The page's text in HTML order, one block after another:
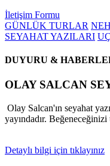
İletişim Formu
GÜNLÜK TURLAR
SEYAHAT YAZILARI
DUYURU &
OLAY SALCAN
Olay Salcan'ın seyahat
yayındadır.
Detaylı bilgi için tıklayınız